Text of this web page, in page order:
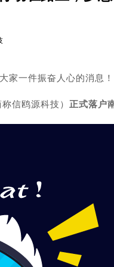
家一件振奋人心的消息！
称信鸥源科技） 正式落户